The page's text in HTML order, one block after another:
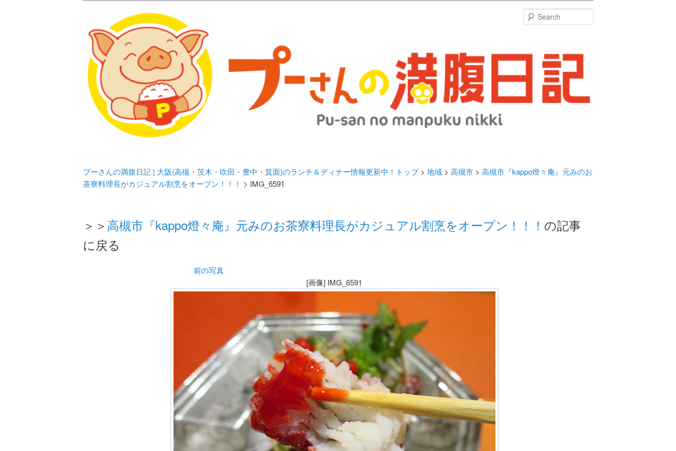
プーさんの満腹日記 | 大阪(高槻・茨木・吹田・
豊中・箕面)のランチ＆ディナー情報更新中！
化してます。
プーさんの満腹日記 | 大阪(高槻・茨木・吹田・豊中・箕面)のランチ＆ディナー情報更新中！トップ> 地域> 高槻市> 高槻市『kappo燈々庵』元みのお
茶寮料理長がカジュアル割烹をオープン！！！ > IMG_6591
＞＞ 高槻市『kappo燈々庵』元みのお茶寮料理長がカジュアル割烹をオープン！！！ の記事
に戻る
前の写真
[画像] IMG_6591